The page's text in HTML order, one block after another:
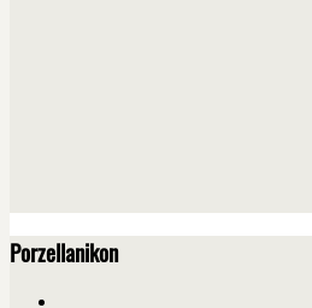
Porzellanikon